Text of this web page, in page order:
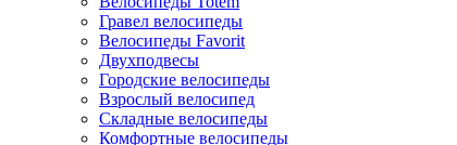
Гравел велосипеды
Велосипеды Favorit
Двухподвесы
Городские велосипеды
Взрослый велосипед
Складные велосипеды
Комфортные велосипеды